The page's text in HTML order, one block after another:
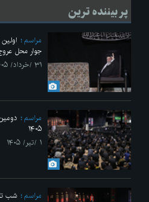
پر بیننده ترین
مراسم
جوار محل
۳۱ /خرداد/ ۱۴۰۵
مراسم
۱۴۰۵
۱ /تیر/ ۱۴۰۵
مراسم
شب